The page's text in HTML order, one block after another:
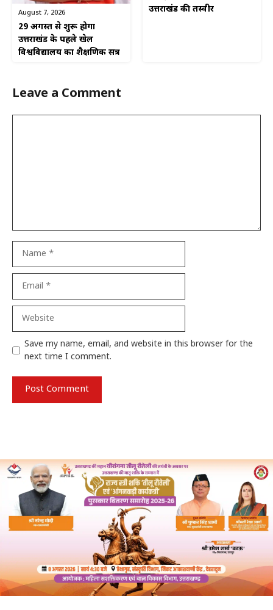
August 7, 2026
29 अगस्त से शुरू होगा
उत्तराखंड के पहले खेल
विश्वविद्यालय का शैक्षणिक सत्र
उत्तराखंड की तस्वीर
Leave a Comment
Website
Save my name, email, and website in this browser for the
next time I comment.